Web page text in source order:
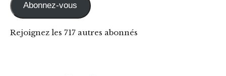
Abonnez-vous
Rejoignez les 717 autres abonnés